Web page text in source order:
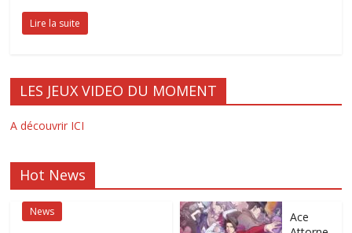
Lire la suite
LES JEUX VIDEO DU MOMENT
A découvrir ICI
Hot News
News
Ace